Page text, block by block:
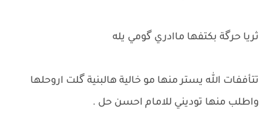
ثريا حرگة بكتفها ماادري گومي يله
تتأففات الله يستر منها مو خالية هالبنية گلت اروحلها
واطلب منها توديني للامام احسن حل .